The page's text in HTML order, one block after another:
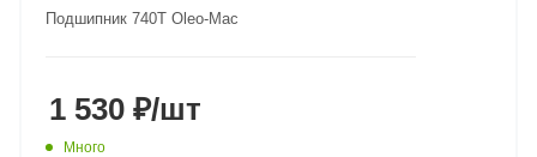
Подшипник 740T Oleo-Mac
1 530 ₽/шт
Много